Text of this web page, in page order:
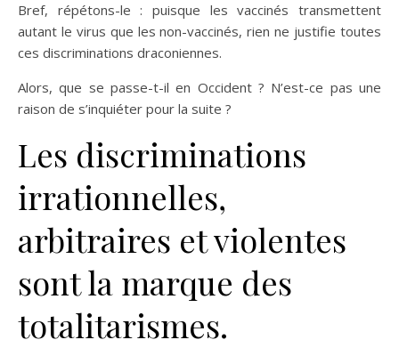
Bref, répétons-le : puisque les vaccinés transmettent
autant le virus que les non-vaccinés, rien ne justifie toutes
ces discriminations draconiennes.
Alors, que se passe-t-il en Occident ? N’est-ce pas une
raison de s’inquiéter pour la suite ?
Les discriminations
irrationnelles,
arbitraires et violentes
sont la marque des
totalitarismes.